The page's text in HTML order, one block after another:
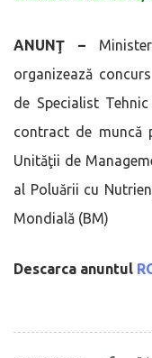
ANUNŢ –
organizează
de Specialist
contract de muncă
Unităţii de
al Poluării cu
Mondială (BM)
Descarca anuntul